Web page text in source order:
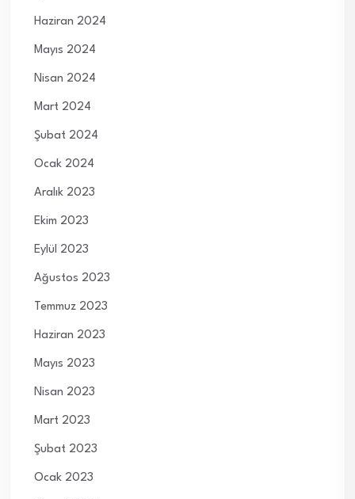
Haziran 2024
Mayıs 2024
Nisan 2024
Mart 2024
Şubat 2024
Ocak 2024
Aralık 2023
Ekim 2023
Eylül 2023
Ağustos 2023
Temmuz 2023
Haziran 2023
Mayıs 2023
Nisan 2023
Mart 2023
Şubat 2023
Ocak 2023